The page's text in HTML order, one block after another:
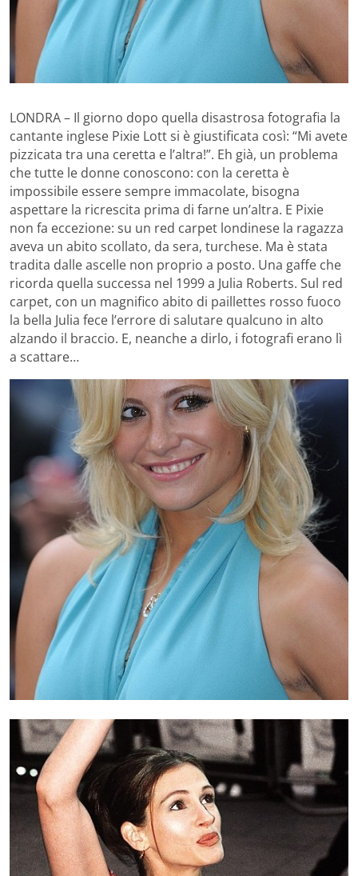
LONDRA – Il giorno dopo quella disastrosa fotografia la
cantante inglese Pixie Lott si è giustificata così: “Mi avete
pizzicata tra una ceretta e l’altra!”. Eh già, un problema
che tutte le donne conoscono: con la ceretta è
impossibile essere sempre immacolate, bisogna
aspettare la ricrescita prima di farne un’altra. E Pixie
non fa eccezione: su un red carpet londinese la ragazza
aveva un abito scollato, da sera, turchese. Ma è stata
tradita dalle ascelle non proprio a posto. Una gaffe che
ricorda quella successa nel 1999 a Julia Roberts. Sul red
carpet, con un magnifico abito di paillettes rosso fuoco
la bella Julia fece l’errore di salutare qualcuno in alto
alzando il braccio. E, neanche a dirlo, i fotografi erano lì
a scattare…